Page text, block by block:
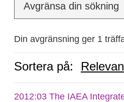
Avgränsa din sökning
Din avgränsning ger 1
Sortera på:
2012:03 The IAEA